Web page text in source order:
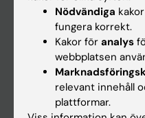
Kalender
Nödvändiga
fungera korrekt.
Kakor för analys
webbplatsen
relevant innehåll
plattformar.